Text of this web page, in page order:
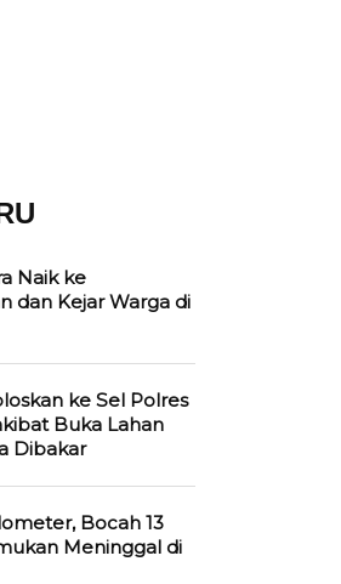
Naik ke
dan Kejar Warga di
ke Sel Polres
Buka Lahan
Dibakar
Bocah 13
Meninggal di